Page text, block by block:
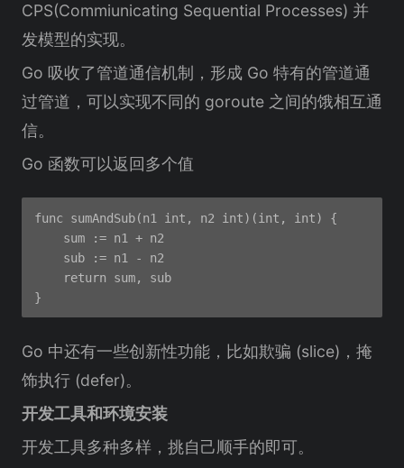
CPS(Commiunicating Sequential Processes) 并
发模型的实现。
Go 吸收了管道通信机制，形成 Go 特有的管道通
过管道，可以实现不同的 goroute 之间的饿相互通
信。
Go 函数可以返回多个值
func sumAndSub(n1 int, n2 int)(int, int) {
    sum := n1 + n2
    sub := n1 - n2
    return sum, sub
Go 中还有一些创新性功能，比如欺骗 (slice)，掩
饰执行 (defer)。
开发工具和环境安装
开发工具多种多样，挑自己顺手的即可。